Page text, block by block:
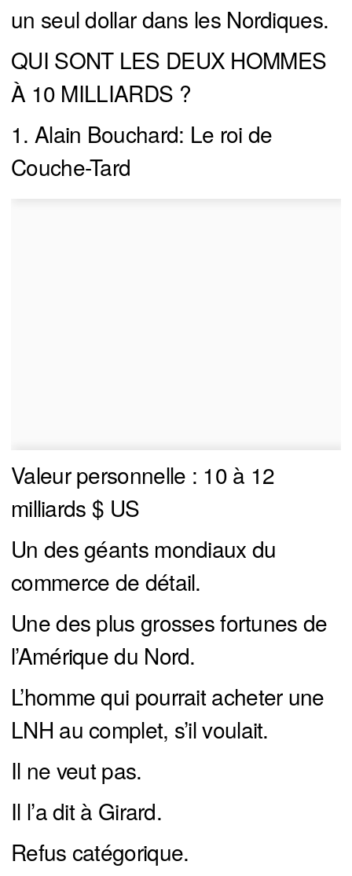
un seul dollar dans les Nordiques.
QUI SONT LES DEUX HOMMES
À 10 MILLIARDS ?
1. Alain Bouchard: Le roi de
Couche-Tard
Valeur personnelle : 10 à 12
milliards $ US
Un des géants mondiaux du
commerce de détail.
Une des plus grosses fortunes de
l’Amérique du Nord.
L’homme qui pourrait acheter une
LNH au complet, s’il voulait.
Il ne veut pas.
Il l’a dit à Girard.
Refus catégorique.